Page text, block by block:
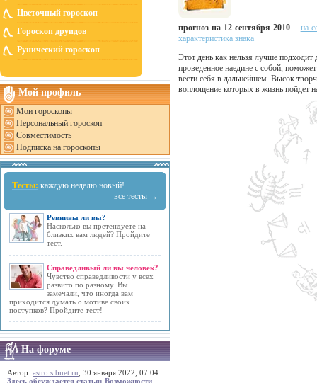
Цветочный гороскоп
Гороскоп друидов
Рунический гороскоп
Мой профиль
Мои гороскопы
Персональный гороскоп
Совместимость
Подписка на гороскопы
Тесты: каждую неделю новый!
все тесты →
Ревнивы ли вы?
Насколько вы претендуете на
близких вам людей? Пройдите
тест.
Справедливый ли вы человек?
Чувство справедливости у всех
развито по разному. Вы
замечали, что иногда вам
приходится думать о мотиве своих
поступков? Пройдите тест!
На форуме
Автор: astro.sibnet.ru , 30 января 2022, 07:04
Здесь обсуждается статья: Возможности
прогноз на 12 сентября 2010
на
характеристика знака
Этот день как нельзя лучше
проведенное наедине с собой,
вести себя в дальнейшем. Высок
воплощение которых в жизнь пойдет